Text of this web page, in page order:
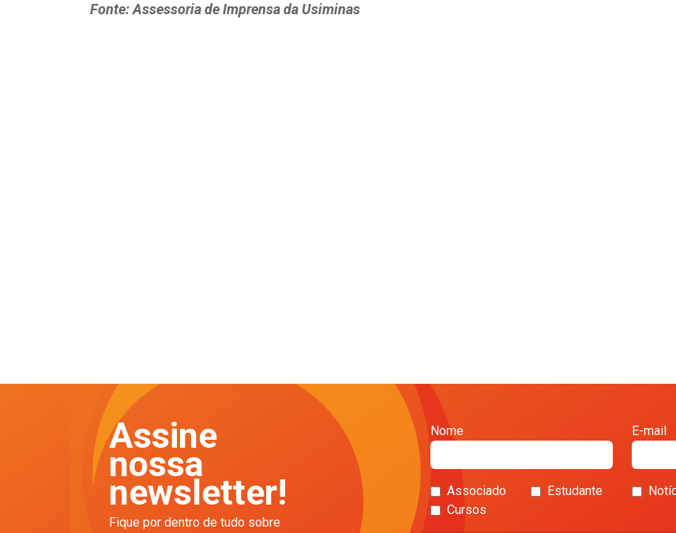
Fonte: Assessoria de Imprensa da Usiminas
Assine
nossa
newsletter!
Fique por dentro de tudo sobre
Nome E-mail
Associado Estudante
Cursos